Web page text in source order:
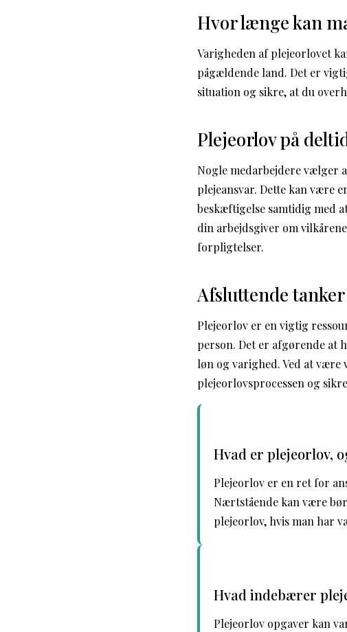
Hvor længe kan
Varigheden af plejeorlovet
pågældende land. Det er
situation og sikre, at du
Plejeorlov på
Nogle medarbejdere vælger
plejeansvar. Dette kan være
beskæftigelse samtidig med
din arbejdsgiver om
forpligtelser.
Afsluttende tanker
Plejeorlov er en vigtig
person. Det er afgørende at
løn og varighed. Ved at
plejeorlovsprocessen og
Hvad er plejeorlov,
Plejeorlov er en ret for
Nærtstående kan være
plejeorlov, hvis man har
Hvad indebærer
Plejeorlov opgaver kan